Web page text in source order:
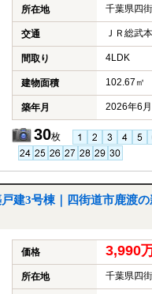
所在地 千葉県四
交通 ＪＲ総武
間取り 4LDK
建物面積 102.67㎡
築年月 2026年6月
30枚
建3号棟｜四街道市鹿渡の
価格 3,990
所在地 千葉県四